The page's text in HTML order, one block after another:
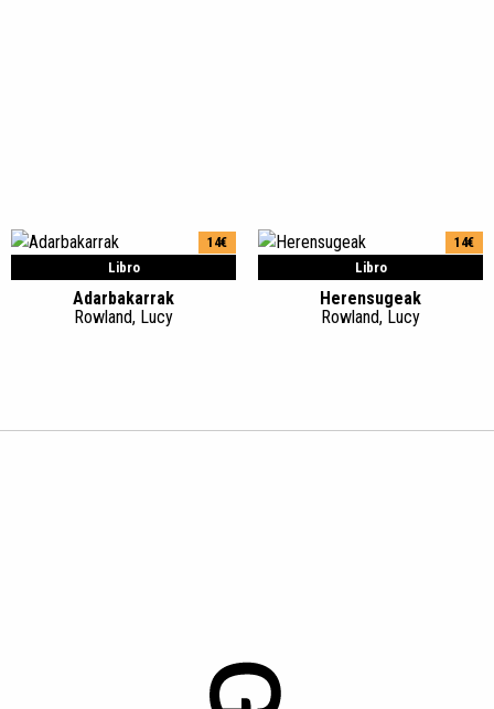
Libro
14€
Adarbakarrak
Rowland, Lucy
Libro
14€
Herensugeak
Rowland, Lucy